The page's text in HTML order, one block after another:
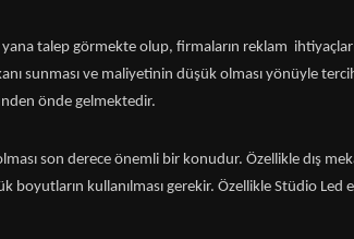
talep görmekte olup, firmaların reklam
sunması ve maliyetinin düşük olması yönüyle
önde gelmektedir.
son derece önemli bir konudur. Özellikle dış
boyutların kullanılması gerekir. Özellikle Stüdio